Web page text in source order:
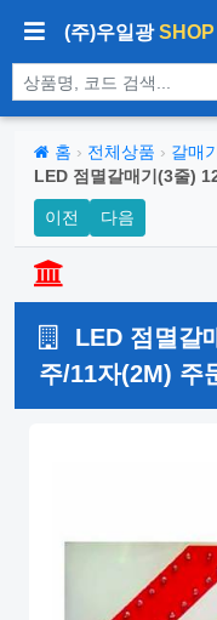
(주)우일광SHOP
상품 검색
홈 › 전체상품 › 갈매
LED 점멸갈매기(3줄)
이전 다음
LED 점멸갈
주/11자(2M) 주